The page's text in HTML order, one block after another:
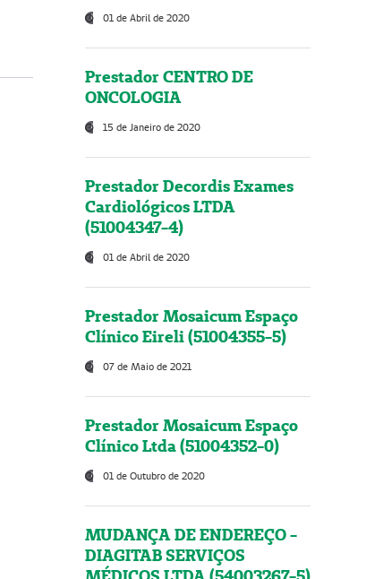
01 de Abril de 2020
Prestador CENTRO DE
ONCOLOGIA
15 de Janeiro de 2020
Prestador Decordis Exames
Cardiológicos LTDA
(51004347-4)
01 de Abril de 2020
Prestador Mosaicum Espaço
Clínico Eireli (51004355-5)
07 de Maio de 2021
Prestador Mosaicum Espaço
Clínico Ltda (51004352-0)
01 de Outubro de 2020
MUDANÇA DE ENDEREÇO -
DIAGITAB SERVIÇOS